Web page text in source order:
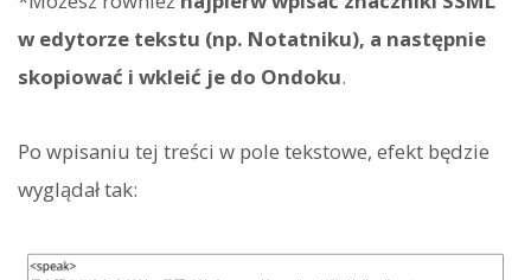
w edytorze tekstu (np. Notatniku), a następnie
skopiować i wkleić je do Ondoku.
Po wpisaniu tej treści w pole tekstowe, efekt będzie
wyglądał tak: